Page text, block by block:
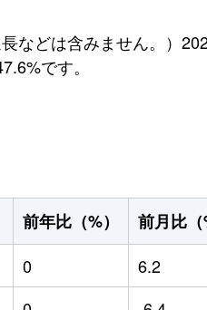
などは含みません。）
です。
前年比（%） 前月比（
0 6.2